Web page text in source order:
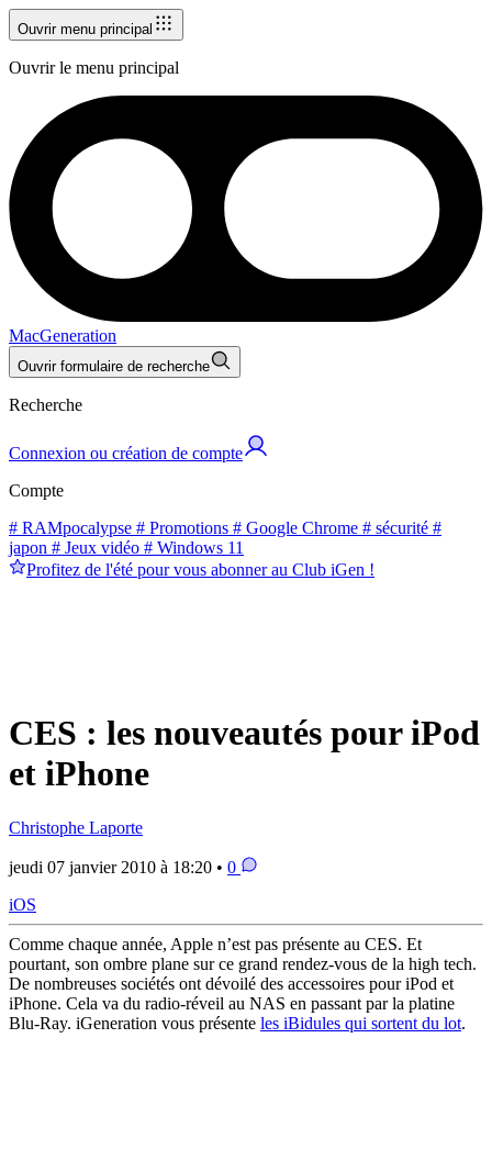
Ouvrir menu principal
Ouvrir le menu principal
MacGeneration
Ouvrir formulaire de recherche
Recherche
Connexion ou création de compte
Compte
# RAMpocalypse # Promotions # Google Chrome # sécurité #
japon # Jeux vidéo # Windows 11
Profitez de l'été pour vous abonner au Club iGen !
CES : les nouveautés pour iPod
et iPhone
Christophe Laporte
jeudi 07 janvier 2010 à 18:20 • 0
iOS
Comme chaque année, Apple n’est pas présente au CES. Et
pourtant, son ombre plane sur ce grand rendez-vous de la high tech.
De nombreuses sociétés ont dévoilé des accessoires pour iPod et
iPhone. Cela va du radio-réveil au NAS en passant par la platine
Blu-Ray. iGeneration vous présente les iBidules qui sortent du lot.